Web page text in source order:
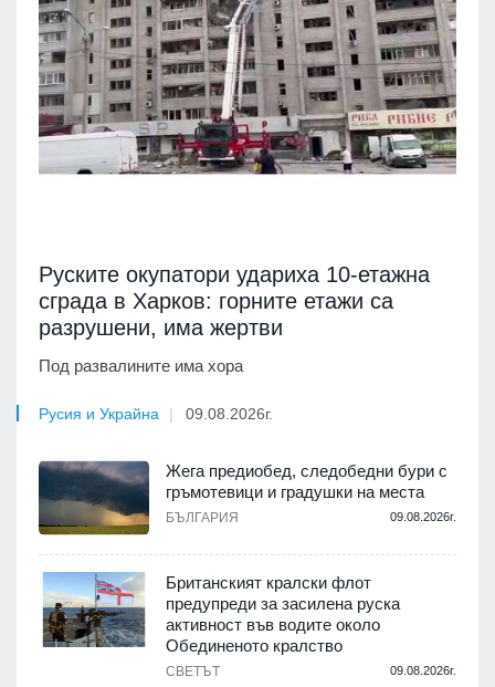
Руските окупатори удариха 10-етажна
сграда в Харков: горните етажи са
разрушени, има жертви
Под развалините има хора
Русия и Украйна 09.08.2026г.
Жега предиобед, следобедни бури с
гръмотевици и градушки на места
БЪЛГАРИЯ 09.08.2026г.
Британският кралски флот
предупреди за засилена руска
активност във водите около
Обединеното кралство
СВЕТЪТ 09.08.2026г.